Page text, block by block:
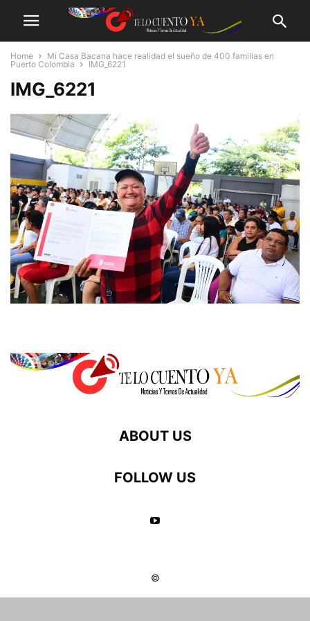
Home
Mi Casa Bacana hace realidad el sueño de 400 familias en
Puerto Colombia
IMG_6221
IMG_6221
ABOUT US
FOLLOW US
©